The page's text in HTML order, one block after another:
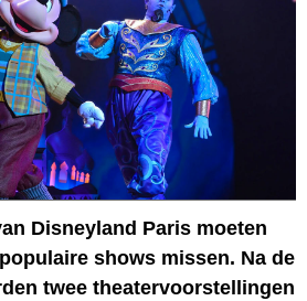
Disneyland Paris moeten
shows missen. Na de
twee theatervoorstellingen